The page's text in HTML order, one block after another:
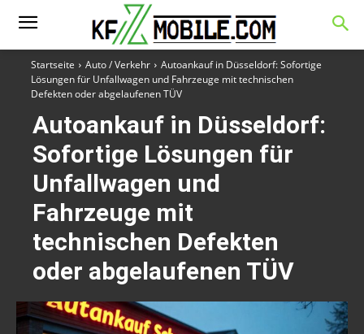
Startseite Auto / Verkehr
Autoankauf in Düsseldorf: Sofortige
Lösungen für Unfallwagen und Fahrzeuge mit technischen
Defekten oder abgelaufenen TÜV
Autoankauf in Düsseldorf:
Sofortige Lösungen für
Unfallwagen und
Fahrzeuge mit
technischen Defekten
oder abgelaufenen TÜV